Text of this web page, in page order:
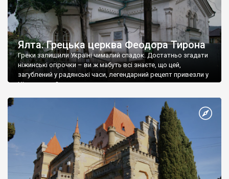
Ялта. Грецька церква Феодора Тирона
Греки залишили Україні чималий спадок. Достатньо згадати
ніжинські огірочки – ви ж мабуть всі знаєте, що цей,
загублений у радянські часи, легендарний рецепт привезли у
Ніжин греки?